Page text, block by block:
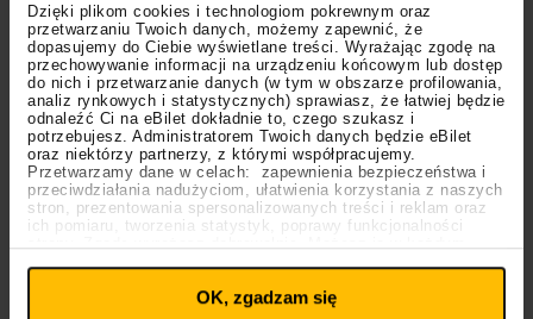
Dzięki plikom cookies i technologiom pokrewnym oraz
przetwarzaniu Twoich danych, możemy zapewnić, że
dopasujemy do Ciebie wyświetlane treści. Wyrażając zgodę na
przechowywanie informacji na urządzeniu końcowym lub dostęp
do nich i przetwarzanie danych (w tym w obszarze profilowania,
analiz rynkowych i statystycznych) sprawiasz, że łatwiej będzie
odnaleźć Ci na eBilet dokładnie to, czego szukasz i
potrzebujesz. Administratorem Twoich danych będzie eBilet
oraz niektórzy partnerzy, z którymi współpracujemy.
Przetwarzamy dane w celach: zapewnienia bezpieczeństwa i
przeciwdziałania nadużyciom, ułatwienia korzystania z naszych
stron, prezentowania spersonalizowanych treści i reklam oraz
ich pomiaru, tworzenia statystyk, poprawy funkcjonalności
plików cookies
wpływa na legalność uprzedniego przetwarzania.
OK, zgadzam się